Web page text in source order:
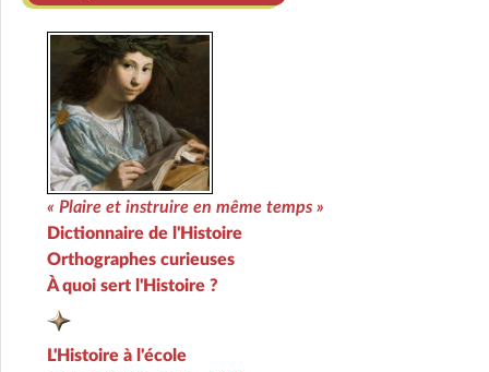
« Plaire et instruire en même temps »
Dictionnaire de l'Histoire
Orthographes curieuses
À quoi sert l'Histoire ?
L'Histoire à l'école